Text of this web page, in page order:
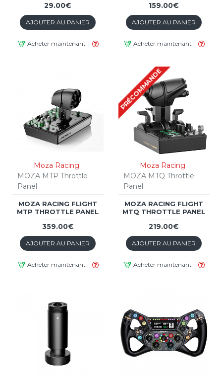
29.00€
AJOUTER AU PANIER
Acheter maintenant
159.00€
AJOUTER AU PANIER
Acheter maintenant
Moza Racing
MOZA MTP Throttle
Panel
MOZA RACING FLIGHT
MTP THROTTLE PANEL
359.00€
AJOUTER AU PANIER
Acheter maintenant
PRÉCOMMANDE
Moza Racing
MOZA MTQ Throttle
Panel
MOZA RACING FLIGHT
MTQ THROTTLE PANEL
219.00€
AJOUTER AU PANIER
Acheter maintenant